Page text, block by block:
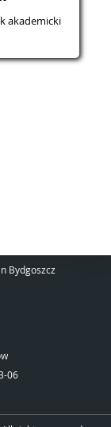
akademicki
Bydgoszcz
06